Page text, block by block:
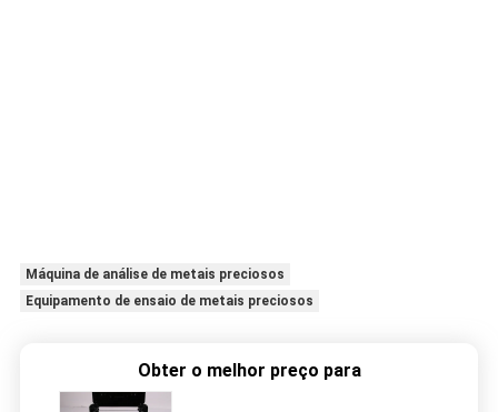
Máquina de análise de metais preciosos
Equipamento de ensaio de metais preciosos
Obter o melhor preço para